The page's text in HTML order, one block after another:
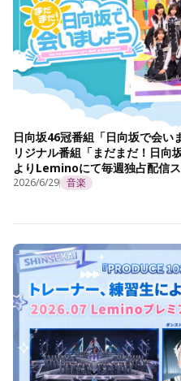
日向坂46冠番組「日向坂で会
リジナル番組「まだまだ！日向
よりLeminoにて毎週独占配信ス
2026/6/29 音楽